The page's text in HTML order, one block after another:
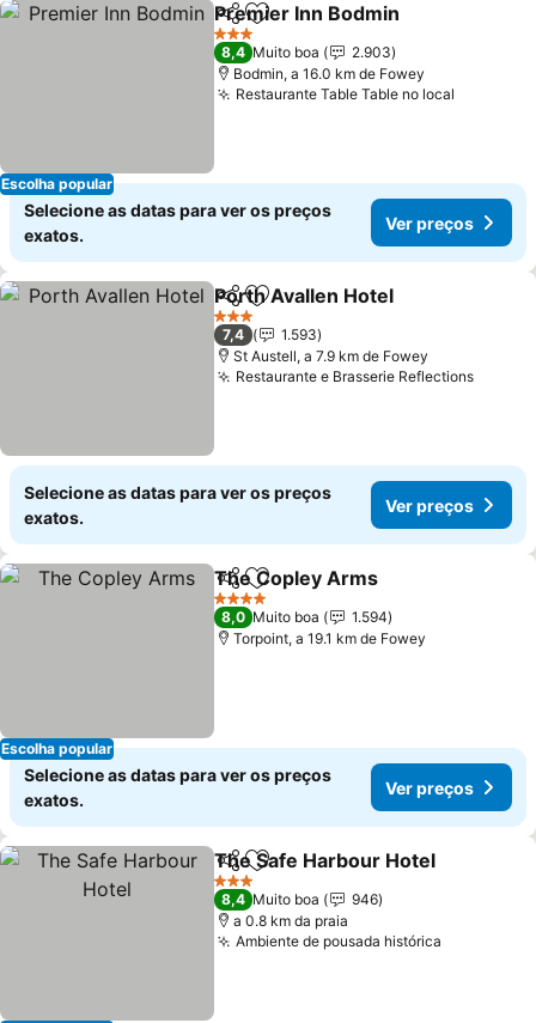
Escolha popular
PartilharAdicionar aos favoritos
Premier Inn Bodmin
3 Estrelas
8,4 Muito boa
2.903
Bodmin, a 16.0 km de Fowey
Restaurante Table Table no local
Selecione as datas para ver os preços
exatos.
Ver preços
PartilharAdicionar aos favoritos
Porth Avallen Hotel
3 Estrelas
7,4
1.593
St Austell, a 7.9 km de Fowey
Restaurante e Brasserie ReflectionsVer
Selecione as datas para ver os preços
exatos.
Ver preços
Escolha popular
PartilharAdicionar aos favoritos
The Copley Arms
4 Estrelas
8,0 Muito boa
1.594
Torpoint, a 19.1 km de Fowey
Selecione as datas para ver os preços
exatos.
Ver preços
PartilharAdicionar aos favoritos
The Safe Harbour Hotel
3 Estrelas
8,4 Muito boa
946
a 0.8 km da praia
Ambiente de pousada histórica